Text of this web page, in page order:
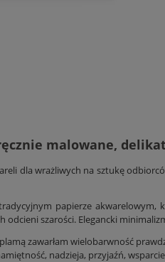
malowane,
dla wrażliwych na sztukę
papierze
odcieni szarości. Elegancki
zawarłam wielobarwność
nadzieja, przyjaźń,